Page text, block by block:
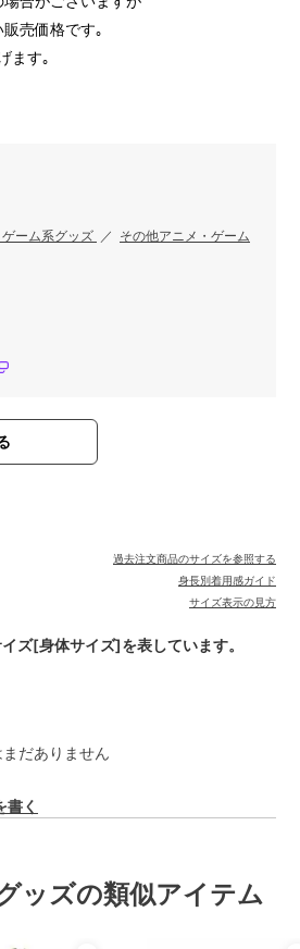
売価格です｡
ます｡
ーム系グッズ ／ その他アニメ・ゲーム
過去注文商品のサイズを参照する
身長別着用感ガイド
サイズ表示の見方
[身体サイズ]を表しています。
だありません
書く
ッズの類似アイテム